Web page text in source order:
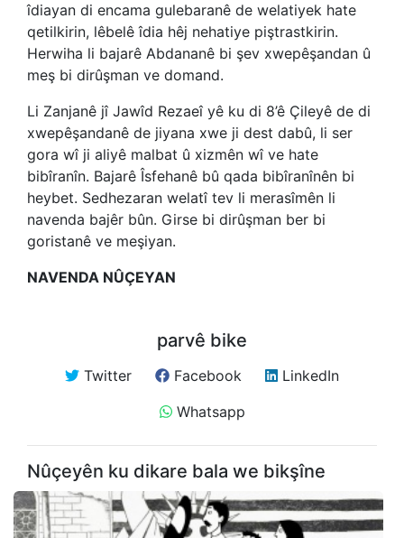
îdiayan di encama gulebaranê de welatiyek hate
qetilkirin, lêbelê îdia hêj nehatiye piştrastkirin.
Herwiha li bajarê Abdananê bi şev xwepêşandan û
meş bi dirûşman ve domand.
Li Zanjanê jî Jawîd Rezaeî yê ku di 8’ê Çileyê de di
xwepêşandanê de jiyana xwe ji dest dabû, li ser
gora wî ji aliyê malbat û xizmên wî ve hate
bibîranîn. Bajarê Îsfehanê bû qada bibîranînên bi
heybet. Sedhezaran welatî tev li merasîmên li
navenda bajêr bûn. Girse bi dirûşman ber bi
goristanê ve meşiyan.
NAVENDA NÛÇEYAN
parvê bike
Twitter Facebook
LinkedIn
Whatsapp
Nûçeyên ku dikare bala we bikşîne